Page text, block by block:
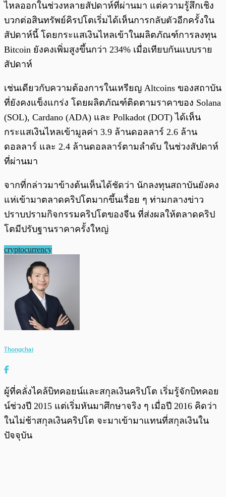
ไหลออกในช่วงหลายสัปดาห์ที่ผ่านมา แต่ความรู้สึกเชิง
บวกต่อสินทรัพย์คิรปโตเริ่มได้เห็นการกลับตัวอีกครั้งใน
สัปดาห์นี้ โดยกระแสเงินไหลเข้าในผลิตภัณฑ์การลงทุน
Bitcoin ยังคงเพิ่มสูงขึ้นกว่า 234% เมื่อเทียบกันแบบราย
สัปดาห์
เช่นเดียวกับความต้องการในเหรียญ Altcoins ของสถาบัน
ที่ยังคงแข็งแกร่ง โดยผลิตภัณฑ์ติดตามราคาของ Solana
(SOL), Cardano (ADA) และ Polkadot (DOT) ได้เห็น
กระแสเงินไหลเข้ามูลค่า 3.9 ล้านดอลลาร์ 2.6 ล้าน
ดอลลาร์ และ 2.4 ล้านดอลลาร์ตามลำดับ ในช่วงสัปดาห์
ที่ผ่านมา
จากที่กล่าวมาข้างต้นเห็นได้ชัดว่า นักลงทุนสถาบันยังคง
แห่เข้ามาตลาดคริปโตมากขึ้นเรื่อย ๆ ท่ามกลางข่าว
ปราบปรามกิจกรรมคริปโตของจีน ที่ส่งผลให้ตลาดคริป
โตมีปรับฐานราคาครั้งใหญ่
cryptocurrency
Thongchai
ผู้ที่คลั่งไคล้บิทคอยน์และสกุลเงินคริปโต เริ่มรู้จักบิทคอย
น์ช่วงปี 2015 แต่เริ่มหันมาศึกษาจริง ๆ เมื่อปี 2016 คิดว่า
ในไม่ช้าสกุลเงินคริปโต จะมาเข้ามาแทนที่สกุลเงินใน
ปัจจุบัน